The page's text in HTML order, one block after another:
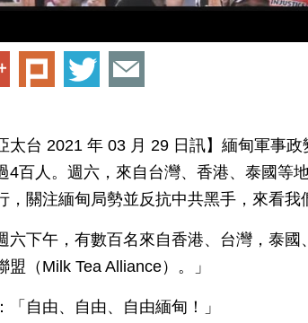
太台 2021 年 03 月 29 日訊】緬甸軍事
4百人。週六，來自台灣、香港、泰國等
，關注緬甸局勢並反抗中共黑手，來看我
六下午，有數百名來自香港、台灣，泰國
盟（Milk Tea Alliance）。」
「自由、自由、自由緬甸！」